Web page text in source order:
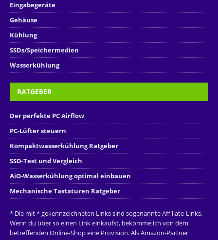
Eingabegeräte
Gehäuse
Kühlung
SSDs/Speichermedien
Wasserkühlung
RATGEBER
Der perfekte PC Airflow
PC-Lüfter steuern
Kompaktwasserkühlung Ratgeber
SSD-Test und Vergleich
AiO-Wasserkühlung optimal einbauen
Mechanische Tastaturen Ratgeber
* Die mit * gekennzeichneten Links sind sogenannte Affiliate-Links.
Wenn du über so einen Link einkaufst, bekomme ich von dem
betreffenden Online-Shop eine Provision. Als Amazon-Partner